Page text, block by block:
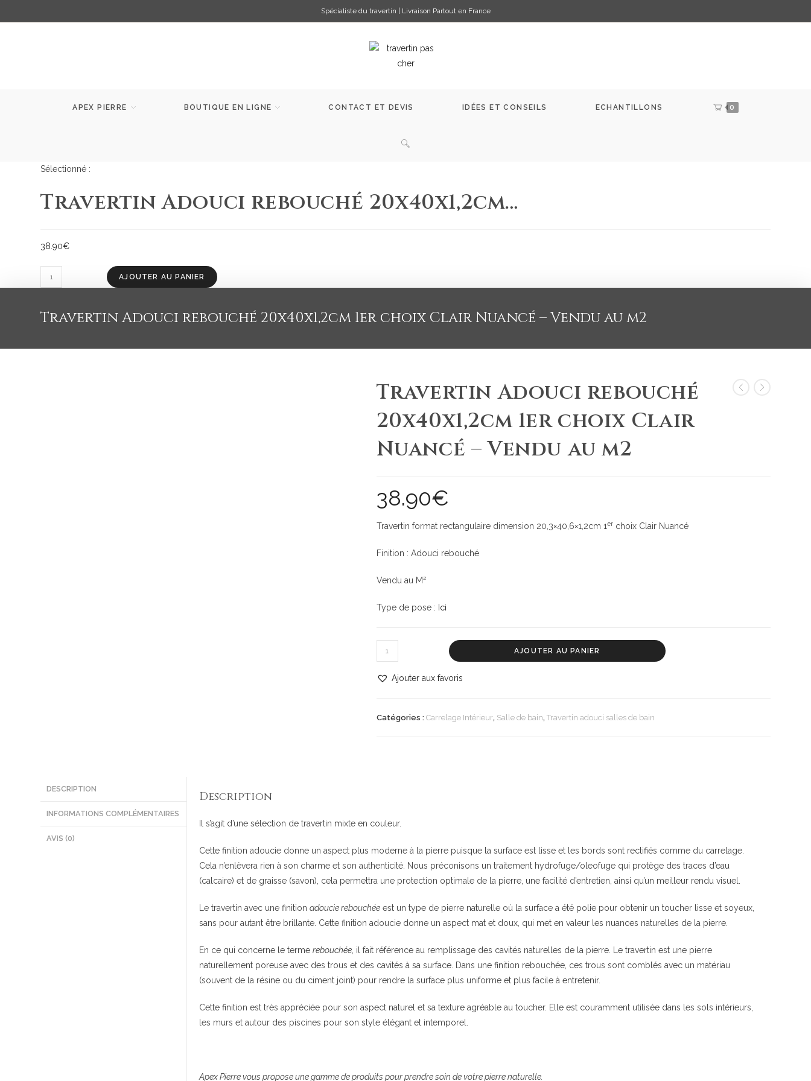
Spécialiste du travertin | Livraison Partout en France
APEX PIERRE BOUTIQUE EN LIGNE CONTACT ET DEVIS IDÉES ET CONSEILS ECHANTILLONS 0
Sélectionné :
Travertin Adouci rebouché 20x40x1,2cm…
38.90€
AJOUTER AU PANIER
Travertin Adouci rebouché 20x40x1,2cm 1er choix Clair Nuancé – Vendu au m2
Travertin Adouci rebouché
20x40x1,2cm 1er choix Clair
Nuancé – Vendu au m2
38.90€
Travertin format rectangulaire dimension 20,3×40,6×1,2cm 1erchoix Clair Nuancé
Finition : Adouci rebouché
Vendu au M²
Type de pose : Ici
AJOUTER AU PANIER
Ajouter aux favoris
Catégories : Carrelage Intérieur, Salle de bain, Travertin adouci salles de bain
DESCRIPTION
INFORMATIONS COMPLÉMENTAIRES
AVIS (0)
Description
Il s’agit d’une sélection de travertin mixte en couleur.
Cette finition adoucie donne un aspect plus moderne à la pierre puisque la surface est lisse et les bords sont rectifiés comme du carrelage.
Cela n’enlèvera rien à son charme et son authenticité. Nous préconisons un traitement hydrofuge/oleofuge qui protège des traces d’eau
(calcaire) et de graisse (savon), cela permettra une protection optimale de la pierre, une facilité d’entretien, ainsi qu’un meilleur rendu visuel.
Le travertin avec une finitionadoucie rebouchée est un type de pierre naturelle où la surface a été polie pour obtenir un toucher lisse et soyeux,
sans pour autant être brillante. Cette finition adoucie donne un aspect mat et doux, qui met en valeur les nuances naturelles de la pierre.
En ce qui concerne le termerebouchée , il fait référence au remplissage des cavités naturelles de la pierre. Le travertin est une pierre
naturellement poreuse avec des trous et des cavités à sa surface. Dans une finition rebouchée, ces trous sont comblés avec un matériau
(souvent de la résine ou du ciment joint) pour rendre la surface plus uniforme et plus facile à entretenir.
Cette finition est très appréciée pour son aspect naturel et sa texture agréable au toucher. Elle est couramment utilisée dans les sols intérieurs,
les murs et autour des piscines pour son style élégant et intemporel.
Apex Pierre vous propose une gamme de produits pour prendre soin de votre pierre naturelle.